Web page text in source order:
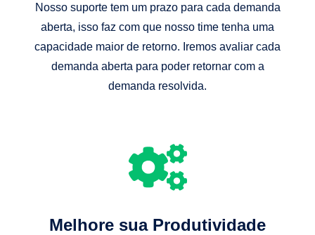
Nosso suporte tem um prazo para cada demanda
aberta, isso faz com que nosso time tenha uma
capacidade maior de retorno. Iremos avaliar cada
demanda aberta para poder retornar com a
demanda resolvida.
Melhore sua Produtividade